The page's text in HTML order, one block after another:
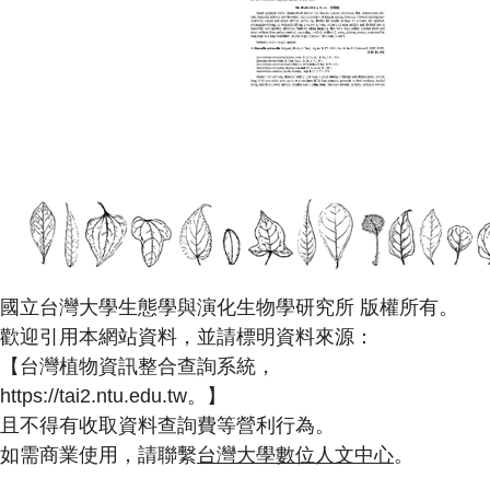
國立台灣大學生態學與演化生物學研究所 版權所有。
歡迎引用本網站資料，並請標明資料來源：
【台灣植物資訊整合查詢系統，
https://tai2.ntu.edu.tw。】
且不得有收取資料查詢費等營利行為。
如需商業使用，請聯繫台灣大學數位人文中心。